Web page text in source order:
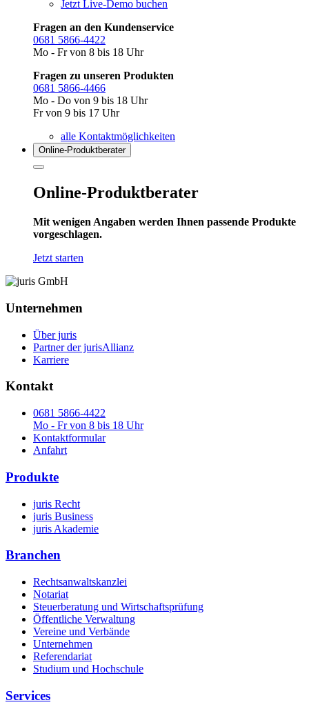
Jetzt Live-Demo buchen
Fragen an den Kundenservice
0681 5866-4422
Mo - Fr von 8 bis 18 Uhr
Fragen zu unseren Produkten
0681 5866-4466
Mo - Do von 9 bis 18 Uhr
Fr von 9 bis 17 Uhr
alle Kontaktmöglichkeiten
Online-Produkt­berater
Online-Produktberater
Mit wenigen Angaben werden Ihnen passende Produkte
vorgeschlagen.
Jetzt starten
Unternehmen
Über juris
Partner der jurisAllianz
Karriere
Kontakt
0681 5866-4422
Mo - Fr von 8 bis 18 Uhr
Kontaktformular
Anfahrt
Produkte
juris Recht
juris Business
juris Akademie
Branchen
Rechtsanwaltskanzlei
Notariat
Steuerberatung und Wirtschaftsprüfung
Öffentliche Verwaltung
Vereine und Verbände
Unternehmen
Referendariat
Studium und Hochschule
Services